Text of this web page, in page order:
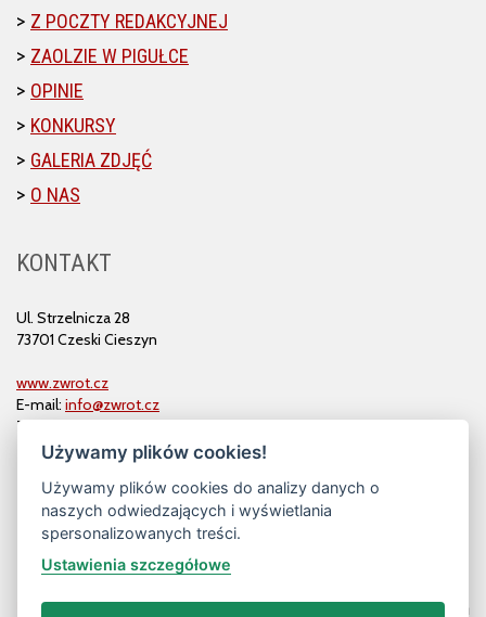
Z POCZTY REDAKCYJNEJ
ZAOLZIE W PIGUŁCE
OPINIE
KONKURSY
GALERIA ZDJĘĆ
O NAS
KONTAKT
Ul. Strzelnicza 28
73701 Czeski Cieszyn
www.zwrot.cz
E-mail: info@zwrot.cz
Tel. i faks: 558 711 582
Używamy plików cookies!
Używamy plików cookies do analizy danych o
naszych odwiedzających i wyświetlania
spersonalizowanych treści.
Ustawienia szczegółowe